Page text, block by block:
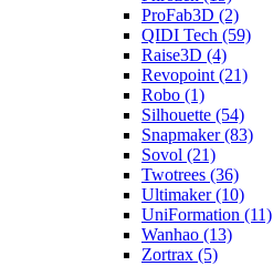
ProFab3D (2)
QIDI Tech (59)
Raise3D (4)
Revopoint (21)
Robo (1)
Silhouette (54)
Snapmaker (83)
Sovol (21)
Twotrees (36)
Ultimaker (10)
UniFormation (11)
Wanhao (13)
Zortrax (5)